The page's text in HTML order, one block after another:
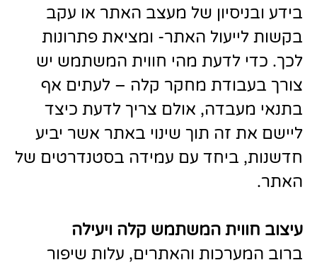
בידע ובניסיון של מעצב האתר או עקב
בקשות לייעול האתר- ומציאת פתרונות
לכך. כדי לדעת מהי חווית המשתמש יש
צורך בעבודת מחקר קלה – לעתים אף
בתנאי מעבדה, אולם צריך לדעת כיצד
ליישם את זה תוך שינוי באתר אשר יביע
חדשנות, ביחד עם עמידה בסטנדרטים של
האתר.
עיצוב חווית המשתמש קלה ויעילה
ברוב המערכות והאתרים, עלות שיפור